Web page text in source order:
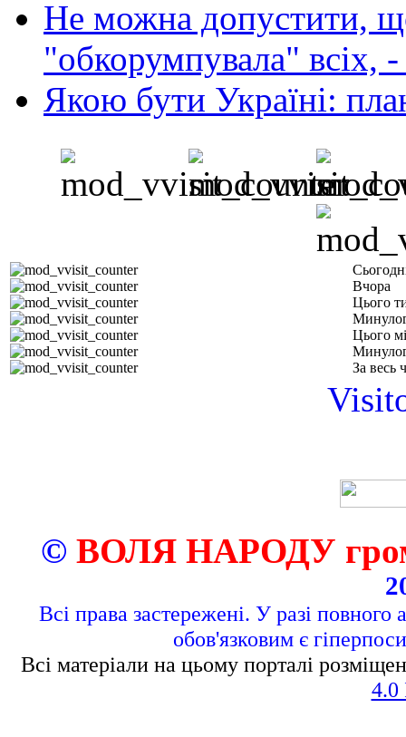
Не можна допустити,
"обкорумпувала" всіх,
Якою бути Україні:
Вчора
Цього
Цього
За весь
© ВОЛЯ НАРОДУ
Всі права застережені. У разі повного
обов'язковим є
Всі матеріали на цьому порталі
4.0